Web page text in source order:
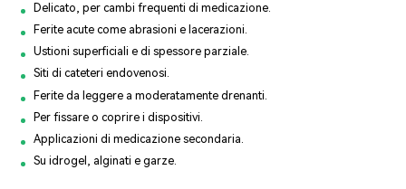
Delicato, per cambi frequenti di medicazione.
Ferite acute come abrasioni e lacerazioni.
Ustioni superficiali e di spessore parziale.
Siti di cateteri endovenosi.
Ferite da leggere a moderatamente drenanti.
Per fissare o coprire i dispositivi.
Applicazioni di medicazione secondaria.
Su idrogel, alginati e garze.